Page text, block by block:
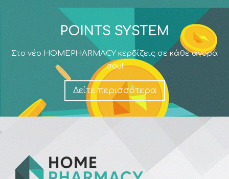
POINTS SYSTEM
Στο νέο HOMEPHARMACY κερδίζεις σε κάθε αγορά
σου!
Δείτε περισσότερα